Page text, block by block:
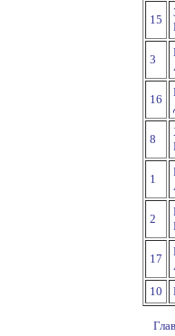
15
3
16
8
1
2
17
10